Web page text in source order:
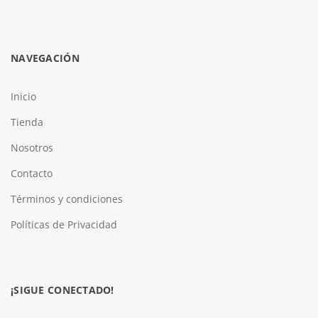
NAVEGACIÓN
Inicio
Tienda
Nosotros
Contacto
Términos y condiciones
Políticas de Privacidad
¡SIGUE CONECTADO!